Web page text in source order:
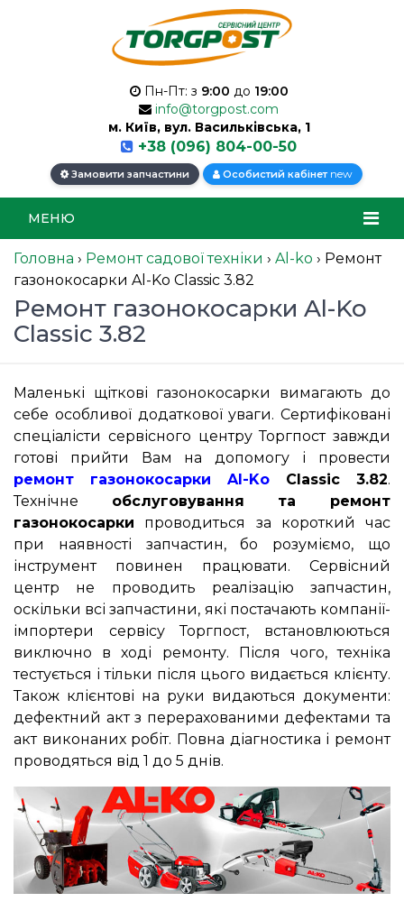
Пн-Пт: з 9:00 до 19:00
info@torgpost.com
м. Київ, вул. Васильківська, 1
+38 (096) 804-00-50
Замовити запчастини Особистий кабінет new
МЕНЮ
Головна › Ремонт садової техніки › Al-ko › Ремонт
газонокосарки Al-Ko Classic 3.82
Ремонт газонокосарки Al-Ko
Classic 3.82
Маленькі щіткові газонокосарки вимагають до
себе особливої додаткової уваги. Сертифіковані
спеціалісти сервісного центру Торгпост завжди
готові прийти Вам на допомогу і провести
ремонт газонокосарки Al-Ko Classic 3.82.
Технічне обслуговування та ремонт
газонокосарки проводиться за короткий час
при наявності запчастин, бо розуміємо, що
інструмент повинен працювати. Сервісний
центр не проводить реалізацію запчастин,
оскільки всі запчастини, які постачають компанії-
імпортери сервісу Торгпост, встановлюються
виключно в ході ремонту. Після чого, техніка
тестується і тільки після цього видається клієнту.
Також клієнтові на руки видаються документи:
дефектний акт з перерахованими дефектами та
акт виконаних робіт. Повна діагностика і ремонт
проводяться від 1 до 5 днів.